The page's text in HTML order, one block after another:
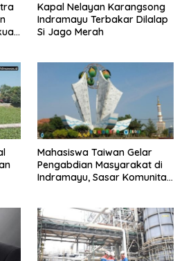
Kapal Nelayan Karangsong
Indramayu Terbakar Dilalap
Si Jago Merah
Mahasiswa Taiwan Gelar
Pengabdian Masyarakat di
Indramayu, Sasar Komunitas